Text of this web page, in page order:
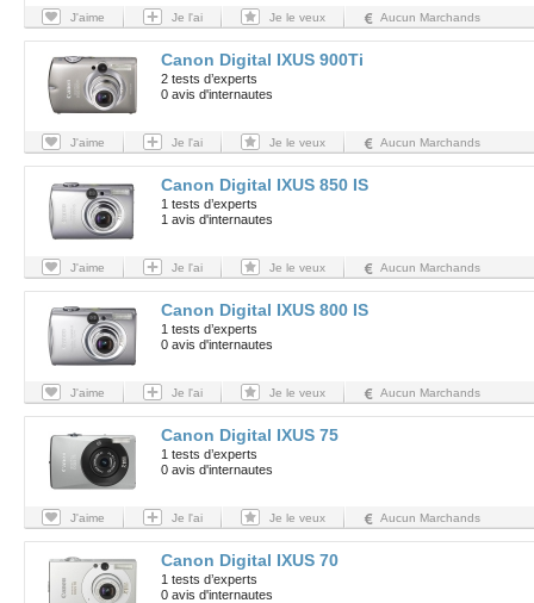
J'aime Je l'ai Je le veux Aucun Marchands
Canon Digital IXUS 900Ti
2 tests d’experts
0 avis d'internautes
J'aime Je l'ai Je le veux Aucun Marchands
Canon Digital IXUS 850 IS
1 tests d’experts
1 avis d'internautes
J'aime Je l'ai Je le veux Aucun Marchands
Canon Digital IXUS 800 IS
1 tests d’experts
0 avis d'internautes
J'aime Je l'ai Je le veux Aucun Marchands
Canon Digital IXUS 75
1 tests d’experts
0 avis d'internautes
J'aime Je l'ai Je le veux Aucun Marchands
Canon Digital IXUS 70
1 tests d’experts
0 avis d'internautes